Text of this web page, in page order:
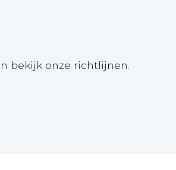
bekijk onze richtlijnen.